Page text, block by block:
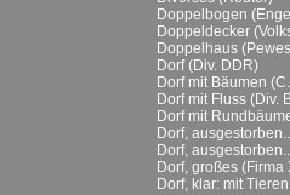
Doppelbogen
Doppeldecker
Doppelhaus
Dorf (Div. DDR)
Dorf mit Bäumen
Dorf mit Fluss (Div.
Dorf mit
Dorf,
Dorf,
Dorf, großes (Firma
Dorf, klar: mit